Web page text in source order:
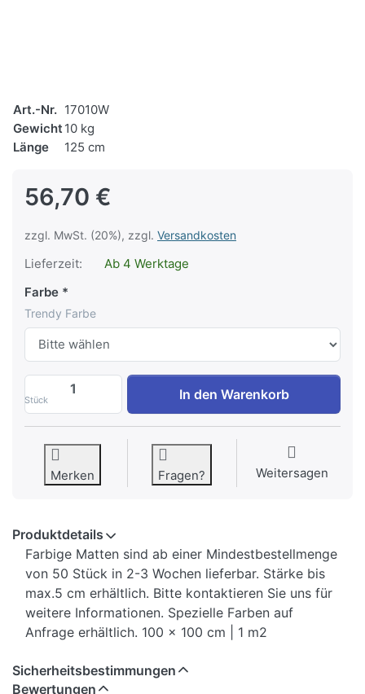
Art.-Nr. 17010W
Gewicht 10 kg
Länge
125 cm
56,70 €
zzgl. MwSt. (20%), zzgl. Versandkosten
Lieferzeit:
Ab 4 Werktage
Farbe
Trendy Farbe
Stück
Trendy Rubber Flooring Segura 1,0cm
In den Warenkorb
Merken Fragen? Weitersagen
Produktdetails
Farbige Matten sind ab einer Mindestbestellmenge
von 50 Stück in 2-3 Wochen lieferbar. Stärke bis
max.5 cm erhältlich. Bitte kontaktieren Sie uns für
weitere Informationen. Spezielle Farben auf
Anfrage erhältlich. 100 x 100 cm | 1 m2
Sicherheitsbestimmungen
Bewertungen